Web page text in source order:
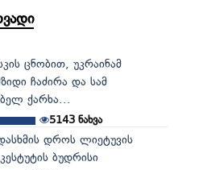
ცნობით, უკრაინამ
ჩაძირა და სამ
ქარხა...
5143 ნახვა
დროს ლიეტუვის
ბუდრისი